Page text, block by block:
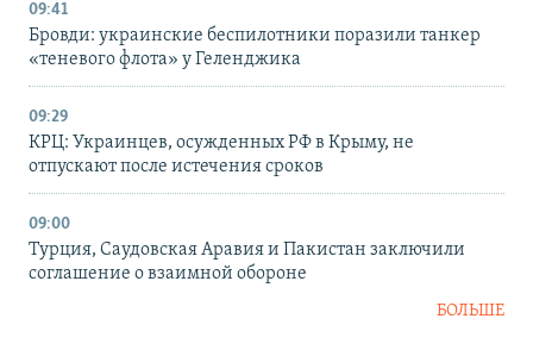
09:41
Бровди: украинские беспилотники поразили танкер
«теневого флота» у Геленджика
09:29
КРЦ: Украинцев, осужденных РФ в Крыму, не
отпускают после истечения сроков
09:00
Турция, Саудовская Аравия и Пакистан заключили
соглашение о взаимной обороне
БОЛЬШЕ